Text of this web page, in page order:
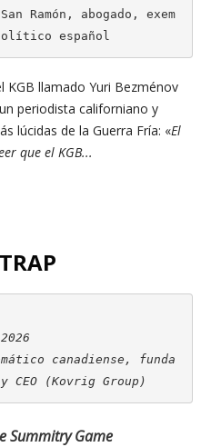
Ramón, abogado, exem
español
KGB llamado Yuri Bezménov
periodista californiano y
lúcidas de la Guerra Fría: «El
que el KGB...
canadiense, funda
CEO (Kovrig Group)
Summitry Game